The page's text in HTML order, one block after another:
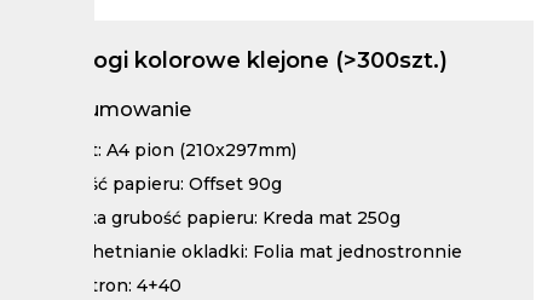
Katalogi kolorowe klejone (>300szt.)
Podsumowanie
Format: A4 pion (210x297mm)
Grubość papieru: Offset 90g
Okładka grubość papieru: Kreda mat 250g
Uszlachetnianie okladki: Folia mat jednostronnie
Ilosc stron: 4+40